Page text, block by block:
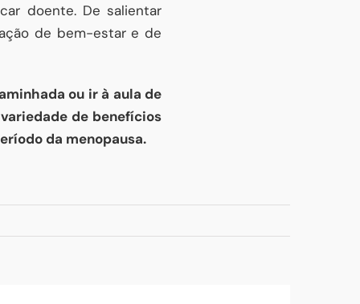
doente. De salientar
de bem-estar e de
ou ir à aula de
de benefícios
da menopausa.